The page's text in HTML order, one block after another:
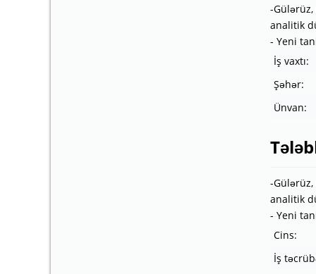
-
analitik
- Yeni
İş vaxtı:
Şəhər:
Ünvan:
-
analitik
- Yeni
Cins:
İş